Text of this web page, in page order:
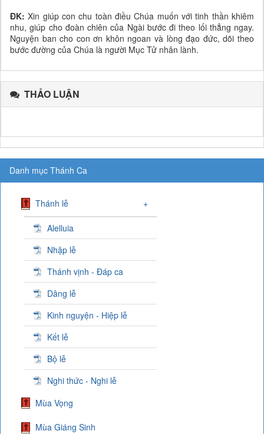
ĐK: Xin giúp con chu toàn điều Chúa muốn với tinh thần khiêm
nhu, giúp cho đoàn chiên của Ngài bước đi theo lối thẳng ngay.
Nguyện ban cho con ơn khôn ngoan và lòng đạo đức, dõi theo
bước đường của Chúa là người Mục Tử nhân lành.
THẢO LUẬN
Danh mục Thánh Ca
Thánh lễ +
Alelluia
Nhập lễ
Thánh vịnh - Đáp ca
Dâng lễ
Kinh nguyện - Hiệp lễ
Kết lễ
Bộ lễ
Nghi thức - Nghi lễ
Mùa Vọng
Mùa Giáng Sinh